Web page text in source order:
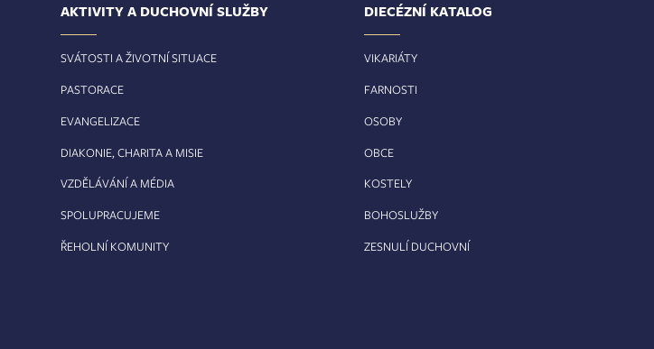
AKTIVITY A DUCHOVNÍ SLUŽBY
SVÁTOSTI A ŽIVOTNÍ SITUACE
PASTORACE
EVANGELIZACE
DIAKONIE, CHARITA A MISIE
VZDĚLÁVÁNÍ A MÉDIA
SPOLUPRACUJEME
ŘEHOLNÍ KOMUNITY
DIECÉZNÍ KATALOG
VIKARIÁTY
FARNOSTI
OSOBY
OBCE
KOSTELY
BOHOSLUŽBY
ZESNULÍ DUCHOVNÍ